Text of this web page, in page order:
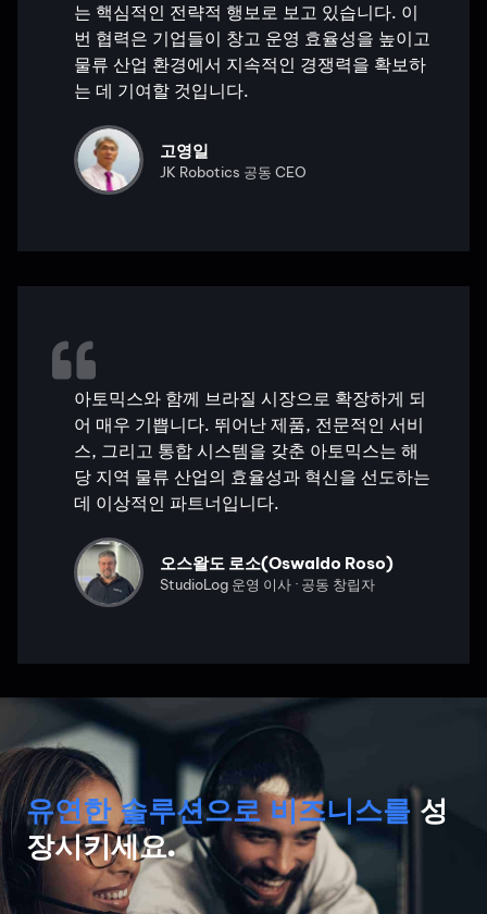
는 핵심적인 전략적 행보로 보고 있습니다. 이
번 협력은 기업들이 창고 운영 효율성을 높이고
물류 산업 환경에서 지속적인 경쟁력을 확보하
는 데 기여할 것입니다.
고영일
JK Robotics 공동 CEO
아토믹스와 함께 브라질 시장으로 확장하게 되
어 매우 기쁩니다. 뛰어난 제품, 전문적인 서비
스, 그리고 통합 시스템을 갖춘 아토믹스는 해
당 지역 물류 산업의 효율성과 혁신을 선도하는
데 이상적인 파트너입니다.
오스왈도 로소(Oswaldo Roso)
StudioLog 운영 이사 · 공동 창립자
유연한 솔루션으로 비즈니스를 성
장시키세요.